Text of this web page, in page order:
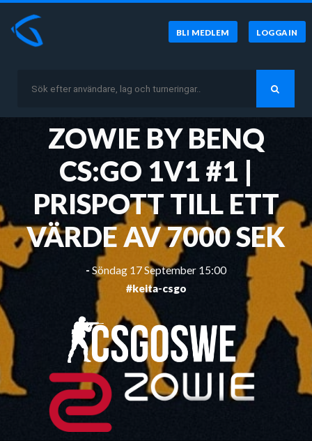
BLI MEDLEM LOGGA IN
ZOWIE BY BENQ
CS:GO 1V1 #1 |
PRISPOTT TILL ETT
VÄRDE AV 7000 SEK
- Söndag 17 September 15:00
#keita-csgo